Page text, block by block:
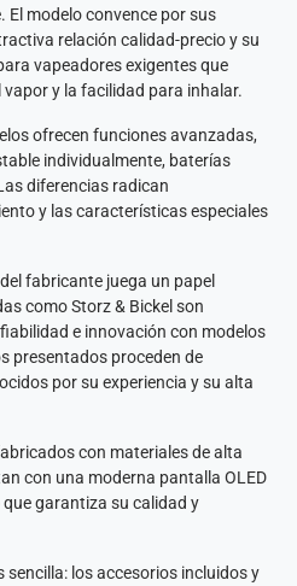
modelo convence por sus
relación calidad-precio y su
vapeadores exigentes que
y la facilidad para inhalar.
ofrecen funciones avanzadas,
individualmente, baterías
diferencias radican
y las características especiales
fabricante juega un papel
como Storz & Bickel son
e innovación con modelos
presentados proceden de
por su experiencia y su alta
con materiales de alta
con una moderna pantalla OLED
garantiza su calidad y
sencilla: los accesorios incluidos y